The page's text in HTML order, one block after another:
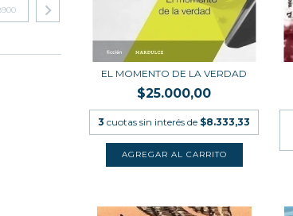
EL MOMENTO DE LA VERDAD
$25.000,00
3 cuotas sin interés de $8.333,33